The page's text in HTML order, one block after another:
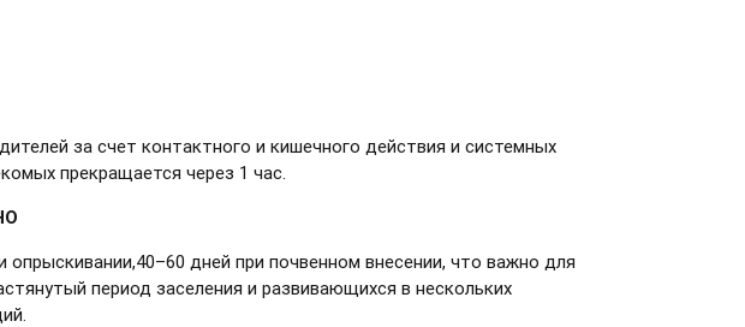
за счет контактного и кишечного действия и системных
прекращается через 1 час.
дней при почвенном внесении, что важно для
период заселения и развивающихся в нескольких